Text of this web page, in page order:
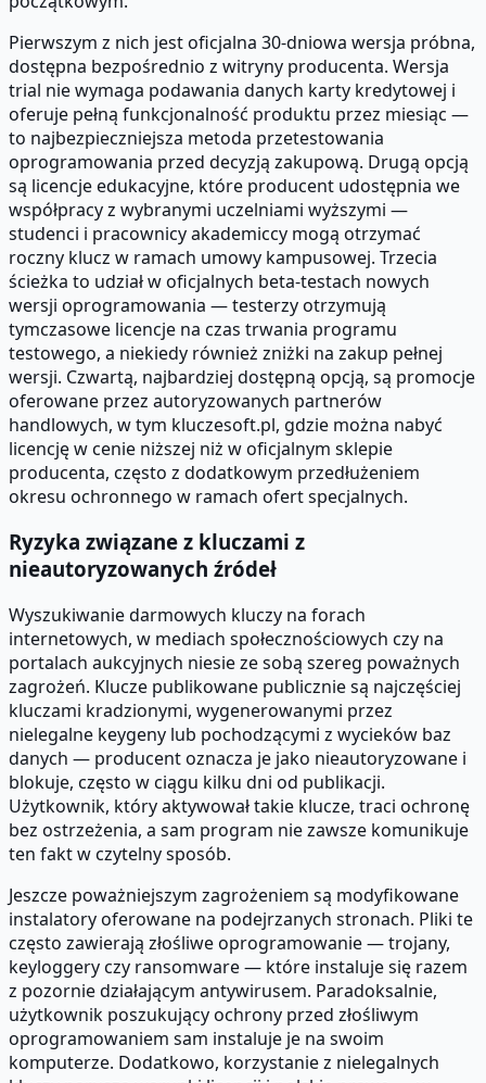
Pierwszym z nich jest oficjalna 30-dniowa wersja próbna,
dostępna bezpośrednio z witryny producenta. Wersja
trial nie wymaga podawania danych karty kredytowej i
oferuje pełną funkcjonalność produktu przez miesiąc —
to najbezpieczniejsza metoda przetestowania
oprogramowania przed decyzją zakupową. Drugą opcją
są licencje edukacyjne, które producent udostępnia we
współpracy z wybranymi uczelniami wyższymi —
studenci i pracownicy akademiccy mogą otrzymać
roczny klucz w ramach umowy kampusowej. Trzecia
ścieżka to udział w oficjalnych beta-testach nowych
wersji oprogramowania — testerzy otrzymują
tymczasowe licencje na czas trwania programu
testowego, a niekiedy również zniżki na zakup pełnej
wersji. Czwartą, najbardziej dostępną opcją, są promocje
oferowane przez autoryzowanych partnerów
handlowych, w tym kluczesoft.pl, gdzie można nabyć
licencję w cenie niższej niż w oficjalnym sklepie
producenta, często z dodatkowym przedłużeniem
okresu ochronnego w ramach ofert specjalnych.
Ryzyka związane z kluczami z
nieautoryzowanych źródeł
Wyszukiwanie darmowych kluczy na forach
internetowych, w mediach społecznościowych czy na
portalach aukcyjnych niesie ze sobą szereg poważnych
zagrożeń. Klucze publikowane publicznie są najczęściej
kluczami kradzionymi, wygenerowanymi przez
nielegalne keygeny lub pochodzącymi z wycieków baz
danych — producent oznacza je jako nieautoryzowane i
blokuje, często w ciągu kilku dni od publikacji.
Użytkownik, który aktywował takie klucze, traci ochronę
bez ostrzeżenia, a sam program nie zawsze komunikuje
ten fakt w czytelny sposób.
Jeszcze poważniejszym zagrożeniem są modyfikowane
instalatory oferowane na podejrzanych stronach. Pliki te
często zawierają złośliwe oprogramowanie — trojany,
keyloggery czy ransomware — które instaluje się razem
z pozornie działającym antywirusem. Paradoksalnie,
użytkownik poszukujący ochrony przed złośliwym
oprogramowaniem sam instaluje je na swoim
komputerze. Dodatkowo, korzystanie z nielegalnych